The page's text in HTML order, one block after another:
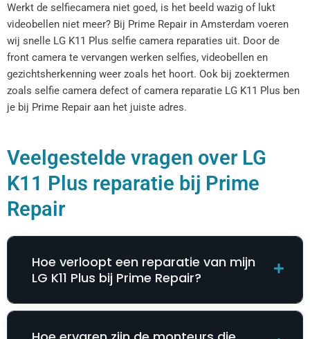
Werkt de selfiecamera niet goed, is het beeld wazig of lukt
videobellen niet meer? Bij Prime Repair in Amsterdam voeren
wij snelle LG K11 Plus selfie camera reparaties uit. Door de
front camera te vervangen werken selfies, videobellen en
gezichtsherkenning weer zoals het hoort. Ook bij zoektermen
zoals selfie camera defect of camera reparatie LG K11 Plus ben
je bij Prime Repair aan het juiste adres.
Veelgestelde vragen over LG
K11 Plus reparatie bij Prime
Repair
Hoe verloopt een reparatie van mijn
LG K11 Plus bij Prime Repair?